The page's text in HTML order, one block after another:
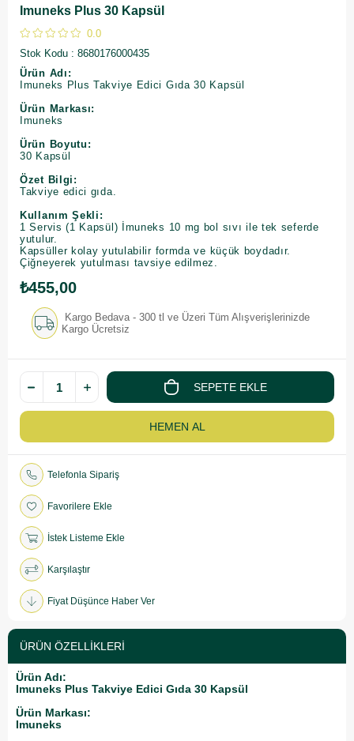
Imuneks Plus 30 Kapsül
0.0
Stok Kodu
8680176000435
Ürün Adı:
Imuneks Plus Takviye Edici Gıda 30 Kapsül
Ürün Markası:
Imuneks
Ürün Boyutu:
30 Kapsül
Özet Bilgi:
Takviye edici gıda.
Kullanım Şekli:
1 Servis (1 Kapsül) İmuneks 10 mg bol sıvı ile tek seferde
yutulur.
Kapsüller kolay yutulabilir formda ve küçük boydadır.
Çiğneyerek yutulması tavsiye edilmez.
₺455,00
Kargo Bedava - 300 tl ve Üzeri Tüm Alışverişlerinizde
Kargo Ücretsiz
Telefonla Sipariş
Favorilere Ekle
İstek Listeme Ekle
Karşılaştır
Fiyat Düşünce Haber Ver
ÜRÜN ÖZELLIKLERI
Ürün Adı:
Imuneks Plus Takviye Edici Gıda 30 Kapsül
Ürün Markası:
Imuneks